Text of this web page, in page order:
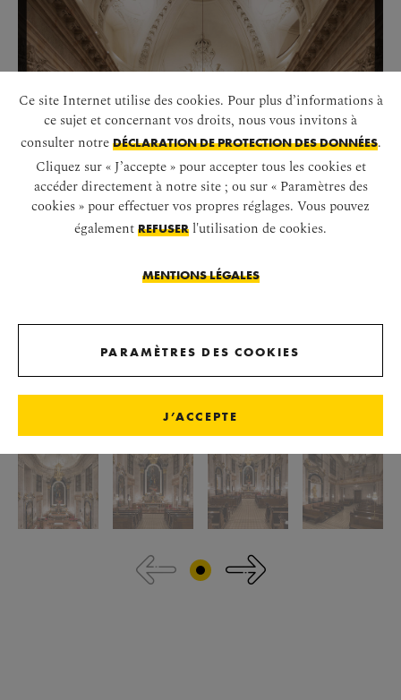
DÉMARRER LE DIAPORAMA
Ce site Internet utilise des cookies. Pour plus d’informations à
ce sujet et concernant vos droits, nous vous invitons à
consulter notre DÉCLARATION DE PROTECTION DES DONNÉES.
Cliquez sur « J’accepte » pour accepter tous les cookies et
accéder directement à notre site ; ou sur « Paramètres des
cookies » pour effectuer vos propres réglages. Vous pouvez
également REFUSER l'utilisation de cookies.
MENTIONS LÉGALES
PARAMÈTRES DES COOKIES
J’ACCEPTE